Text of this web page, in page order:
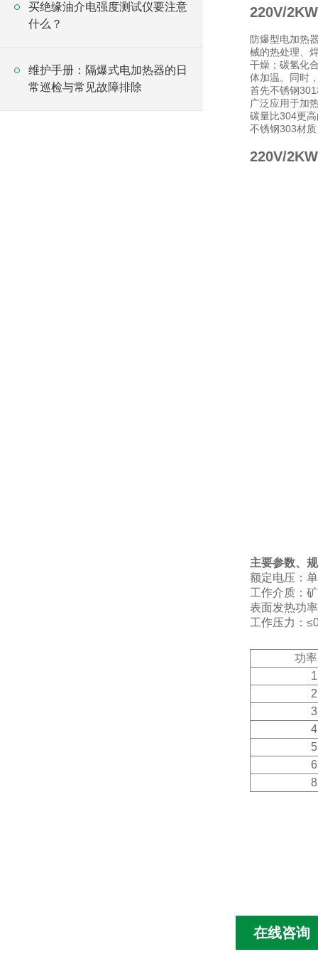
买绝缘油介电强度测试仪要注意
什么？
维护手册：隔爆式电加热器的日
常巡检与常见故障排除
220V/
防爆型电加热
械的热处理、
干燥；碳氢化
体加温。同时
首先不锈钢
广泛应用于加
碳量比304更
不锈钢303材
220V/
主要参数、
额定电压：
工作介质：
表面发热功
工作压力：
功
1
2
3
4
5
6
8
在线咨询